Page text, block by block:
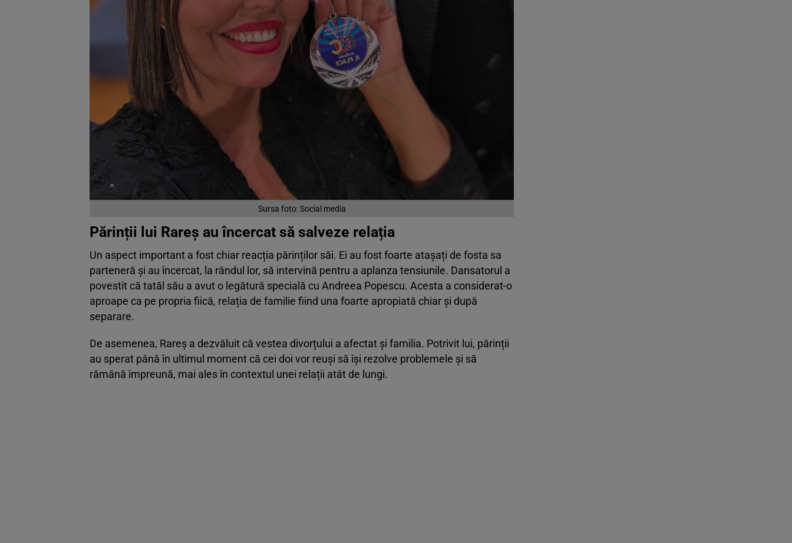
Sursa foto: Social media
Părinții lui Rareș au încercat să salveze relația
Un aspect important a fost chiar reacția părinților săi. Ei au fost foarte atașați de fosta sa
parteneră și au încercat, la rândul lor, să intervină pentru a aplanza tensiunile. Dansatorul a
povestit că tatăl său a avut o legătură specială cu Andreea Popescu. Acesta a considerat-o
aproape ca pe propria fiică, relația de familie fiind una foarte apropiată chiar și după
separare.
De asemenea, Rareș a dezvăluit că vestea divorțului a afectat și familia. Potrivit lui, părinții
au sperat până în ultimul moment că cei doi vor reuși să își rezolve problemele și să
rămână împreună, mai ales în contextul unei relații atât de lungi.